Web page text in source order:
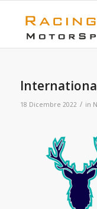
18 Dicembre 2022 / in